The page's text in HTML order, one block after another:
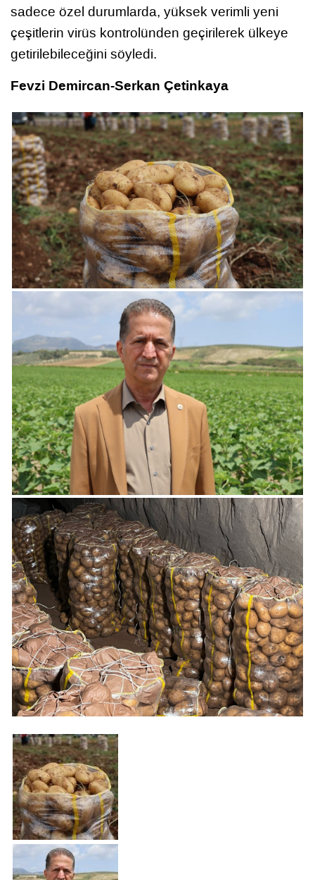
sadece özel durumlarda, yüksek verimli yeni
çeşitlerin virüs kontrolünden geçirilerek ülkeye
getirilebileceğini söyledi.
Fevzi Demircan-Serkan Çetinkaya